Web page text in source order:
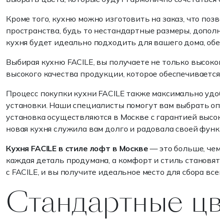
Кроме того, кухню можно изготовить на заказ, что
пространства, будь то нестандартные размеры,
кухня будет идеально подходить для вашего дома,
Выбирая кухню FACILE, вы получаете не только
высокого качества продукции, которое
Процесс покупки кухни FACILE также максимально
установки. Наши специалисты помогут вам выбрать
установка осуществляются в Москве с гарантией
новая кухня служила вам долго и радовала своей
Кухня FACILE в стиле лофт в Москве — это больше,
каждая деталь продумана, а комфорт и стиль
с FACILE, и вы получите идеальное место для сбора
Стандартные